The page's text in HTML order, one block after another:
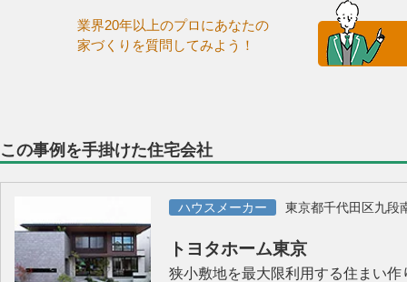
業界20年以上のプロにあなたの
家づくりを質問してみよう！
この事例を手掛けた住宅会社
ハウスメーカー 東京都千代田区九段
トヨタホーム東京
狭小敷地を最大限利用する住まい作